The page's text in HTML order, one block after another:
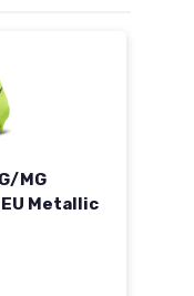
MG
Metallic